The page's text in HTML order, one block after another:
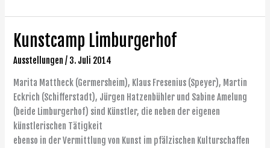
Kunstcamp Limburgerhof
Ausstellungen / 3. Juli 2014
Marita Mattheck (Germersheim), Klaus Fresenius (Speyer), Martin
Eckrich (Schifferstadt), Jürgen Hatzenbühler und Sabine Amelung
(beide Limburgerhof) sind Künstler, die neben der eigenen
künstlerischen Tätigkeit
ebenso in der Vermittlung von Kunst im pfälzischen Kulturschaffen
Kunstcamp
Limburgerhof